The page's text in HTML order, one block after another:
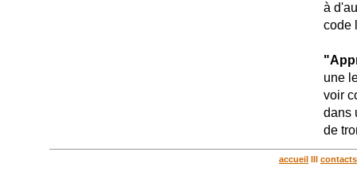
à
code
une
voir
dans
de
accueil lll contacts